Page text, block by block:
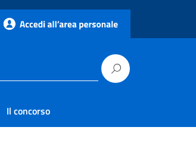
Il concorso